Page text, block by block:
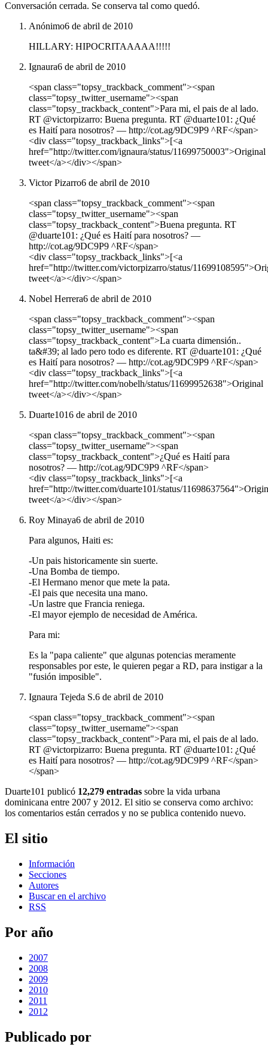
Conversación cerrada. Se conserva tal como quedó.
Anónimo6 de abril de 2010
HILLARY: HIPOCRITAAAAA!!!!!
Ignaura6 de abril de 2010
<span class="topsy_trackback_comment"><span
class="topsy_twitter_username"><span
class="topsy_trackback_content">Para mi, el pais de al lado.
RT @victorpizarro: Buena pregunta. RT @duarte101: ¿Qué
es Haití para nosotros? ― http://cot.ag/9DC9P9 ^RF</span>
<div class="topsy_trackback_links">[<a
href="http://twitter.com/ignaura/status/11699750003">Original
tweet</a></div></span>
Victor Pizarro6 de abril de 2010
<span class="topsy_trackback_comment"><span
class="topsy_twitter_username"><span
class="topsy_trackback_content">Buena pregunta. RT
@duarte101: ¿Qué es Haití para nosotros? ―
http://cot.ag/9DC9P9 ^RF</span>
<div class="topsy_trackback_links">[<a
href="http://twitter.com/victorpizarro/status/
tweet</a></div></span>
Nobel Herrera6 de abril de 2010
<span class="topsy_trackback_comment"><span
class="topsy_twitter_username"><span
class="topsy_trackback_content">La cuarta dimensión..
ta&#39; al lado pero todo es diferente. RT @duarte101: ¿Qué
es Haití para nosotros? ― http://cot.ag/9DC9P9 ^RF</span>
<div class="topsy_trackback_links">[<a
href="http://twitter.com/nobelh/status/11699952638">Original
tweet</a></div></span>
Duarte1016 de abril de 2010
<span class="topsy_trackback_comment"><span
class="topsy_twitter_username"><span
class="topsy_trackback_content">¿Qué es Haití para
nosotros? ― http://cot.ag/9DC9P9 ^RF</span>
<div class="topsy_trackback_links">[<a
href="http://twitter.com/duarte101/status/
tweet</a></div></span>
Roy Minaya6 de abril de 2010
Para algunos, Haiti es:
-Un pais historicamente sin suerte.
-Una Bomba de tiempo.
-El Hermano menor que mete la pata.
-El pais que necesita una mano.
-Un lastre que Francia reniega.
-El mayor ejemplo de necesidad de América.
Para mi:
Es la "papa caliente" que algunas potencias meramente
responsables por este, le quieren pegar a RD, para instigar a la
"fusión imposible".
Ignaura Tejeda S.6 de abril de 2010
<span class="topsy_trackback_comment"><span
class="topsy_twitter_username"><span
class="topsy_trackback_content">Para mi, el pais de al lado.
RT @victorpizarro: Buena pregunta. RT @duarte101: ¿Qué
es Haití para nosotros? ― http://cot.ag/9DC9P9 ^RF</span>
</span>
Duarte101 publicó 12,279 entradas sobre la vida urbana
dominicana entre 2007 y 2012. El sitio se conserva como archivo:
los comentarios están cerrados y no se publica contenido nuevo.
El sitio
Información
Secciones
Autores
Buscar en el archivo
RSS
Por año
2007
2008
2009
2010
2011
2012
Publicado por